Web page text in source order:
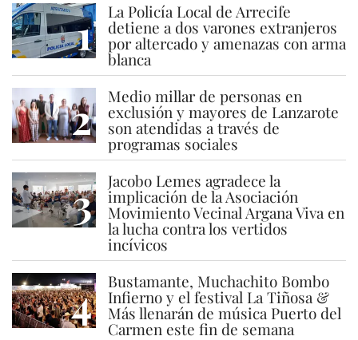
1 La Policía Local de Arrecife
detiene a dos varones extranjeros
por altercado y amenazas con arma
blanca
2 Medio millar de personas en
exclusión y mayores de Lanzarote
son atendidas a través de
programas sociales
3 Jacobo Lemes agradece la
implicación de la Asociación
Movimiento Vecinal Argana Viva en
la lucha contra los vertidos
incívicos
4 Bustamante, Muchachito Bombo
Infierno y el festival La Tiñosa &
Más llenarán de música Puerto del
Carmen este fin de semana